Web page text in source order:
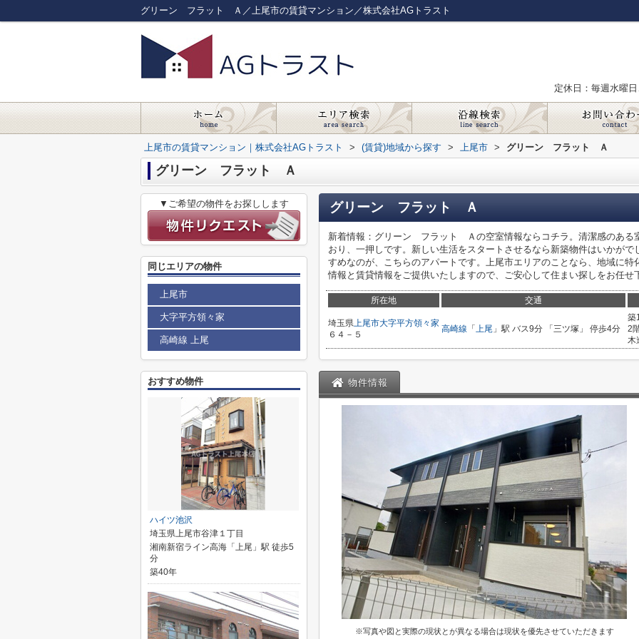
グリーン フラット Ａ／上尾市の賃貸マンション／株式会社AGトラスト
定休日：毎週水曜
上尾市の賃貸マンション｜株式会社AGトラスト > (賃貸)地域から探す > 上尾市 > グリーン フラット Ａ
グリーン フラット Ａ
グリーン フラット Ａ
新着情報：グリーン フラット Ａの空室情報ならコチラ。清潔感のある
おり、一押しです。新しい生活をスタートさせるなら新築物件はいかが
すめなのが、こちらのアパートです。上尾市エリアのことなら、地域に
情報と賃貸情報をご提供いたしますので、ご安心して住まい探しをお任せ
所在地 交通
埼玉県上尾市大字平方領々家
６４－５
高崎線 「 上尾 」駅 バス9分 「三ツ塚」 停歩4分
築
2
木
物件情報
※写真や図と実際の現状とが異なる場合は現状を優先させていただきます
▼ご希望の物件をお探しします
同じエリアの物件
上尾市
大字平方領々家
高崎線 上尾
おすすめ物件
ハイツ池沢
埼玉県上尾市谷津１丁目
湘南新宿ライン高海「上尾」駅 徒歩5
分
築40年